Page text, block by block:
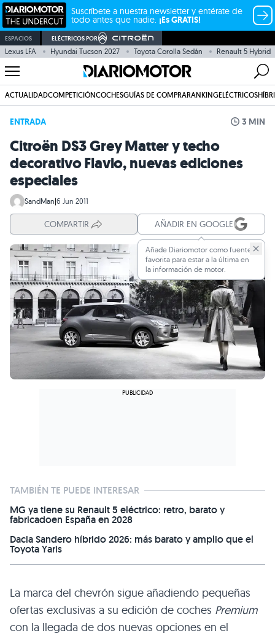
Suscríbete a nuestra newsletter y entérate de
todo antes que nadie. ¡Es GRATIS!
ESPACIOS ELÉCTRICOS POR
Lexus LFA Hyundai Tucson 2027 Toyota Corolla Sedán Renault 5 Hybrid
ACTUALIDADCOMPETICIÓNCOCHESGUÍAS DE COMPRARANKINGELÉCTRICOS
ENTRADA 3 MIN
Citroën DS3 Grey Matter y techo
decorativo Flavio, nuevas ediciones
especiales
SandMan|6 Jun 2011
COMPARTIR AÑADIR EN GOOGLE
Añade Diariomotor como fuente
favorita para estar a la última en
la información de motor.
TAMBIÉN TE PUEDE INTERESAR
MG ya tiene su Renault 5 eléctrico: retro, barato y
fabricadoen España en 2028
Dacia Sandero híbrido 2026: más barato y amplio que el
Toyota Yaris
La marca del chevrón sigue añadiendo pequeñas
ofertas exclusivas a su edición de coches Premium
con la llegada de dos nuevas opciones en el